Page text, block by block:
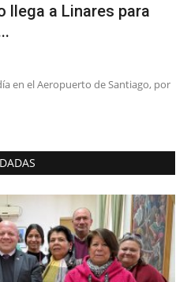
llega a Linares para
en el Aeropuerto de Santiago, por